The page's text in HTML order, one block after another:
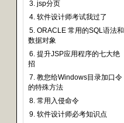
3. jsp分页
4. 软件设计师考试我过了
5. ORACLE 常用的SQL语法和
数据对象
6. 提升JSP应用程序的七大绝
招
7. 教您给Windows目录加口令
的特殊方法
8. 常用入侵命令
9. 软件设计师必考知识点